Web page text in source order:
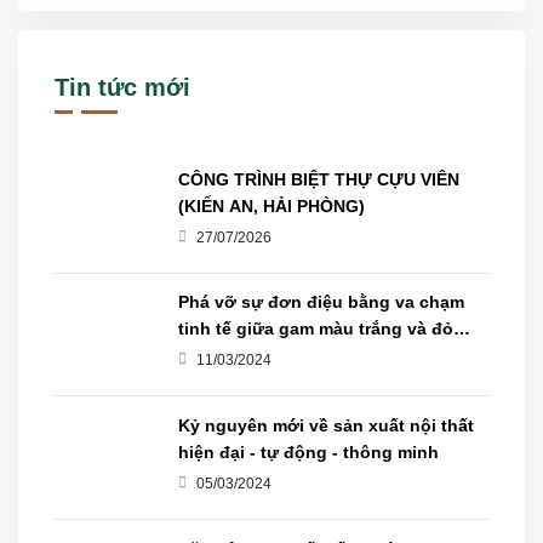
Tin tức mới
CÔNG TRÌNH BIỆT THỰ CỰU VIÊN
(KIẾN AN, HẢI PHÒNG)
27/07/2026
Phá vỡ sự đơn điệu bằng va chạm
tinh tế giữa gam màu trắng và đỏ
trong căn hộ 2 phòng ngủ 118㎡.
11/03/2024
Kỷ nguyên mới về sản xuất nội thất
hiện đại - tự động - thông minh
05/03/2024